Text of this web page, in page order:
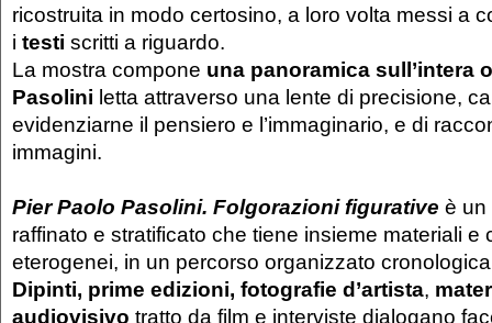
ricostruita in modo certosino, a loro volta messi a
i testi scritti a riguardo.
La mostra compone una panoramica sull’intera
Pasolini letta attraverso una lente di precisione,
evidenziarne il pensiero e l’immaginario, e di
immagini.
Pier Paolo Pasolini. Folgorazioni figurative è un
raffinato e stratificato che tiene insieme materiali e
eterogenei, in un percorso organizzato
Dipinti, prime edizioni, fotografie d’artista,
audiovisivo tratto da film e interviste dialogano